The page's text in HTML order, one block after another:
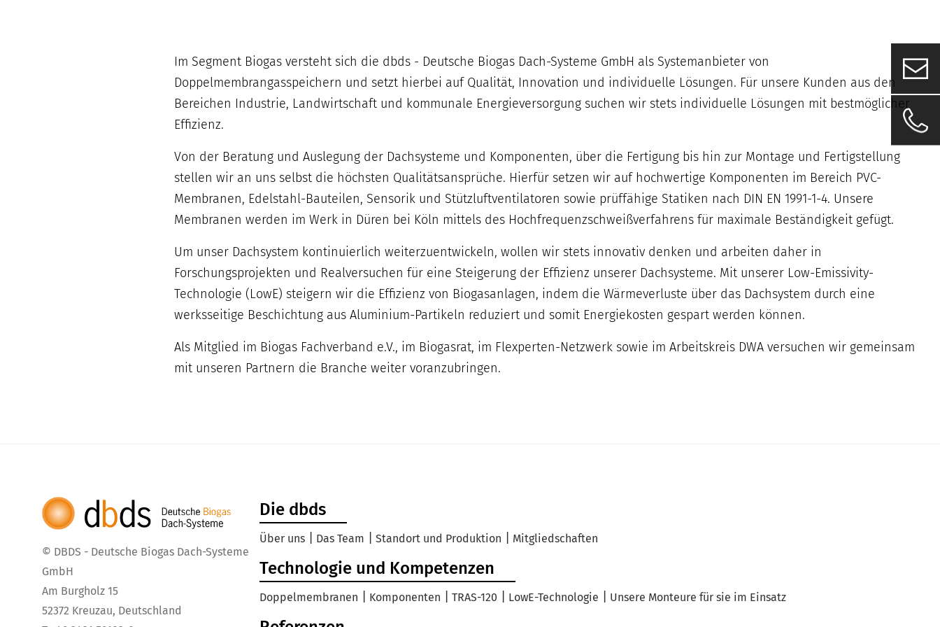
Im Segment Biogas versteht sich die dbds - Deutsche Biogas Dach-Systeme GmbH als Systemanbieter von
Doppelmembrangasspeichern und setzt hierbei auf Qualität, Innovation und individuelle Lösungen. Für unsere Kunden aus den
Bereichen Industrie, Landwirtschaft und kommunale Energieversorgung suchen wir stets individuelle Lösungen mit bestmöglicher
Effizienz.
Von der Beratung und Auslegung der Dachsysteme und Komponenten, über die Fertigung bis hin zur Montage und Fertigstellung
stellen wir an uns selbst die höchsten Qualitätsansprüche. Hierfür setzen wir auf hochwertige Komponenten im Bereich PVC-
Membranen, Edelstahl-Bauteilen, Sensorik und Stützluftventilatoren sowie prüffähige Statiken nach DIN EN 1991-1-4. Unsere
Membranen werden im Werk in Düren bei Köln mittels des Hochfrequenzschweißverfahrens für maximale Beständigkeit gefügt.
Um unser Dachsystem kontinuierlich weiterzuentwickeln, wollen wir stets innovativ denken und arbeiten daher in
Forschungsprojekten und Realversuchen für eine Steigerung der Effizienz unserer Dachsysteme. Mit unserer Low-Emissivity-
Technologie (LowE) steigern wir die Effizienz von Biogasanlagen, indem die Wärmeverluste über das Dachsystem durch eine
werksseitige Beschichtung aus Aluminium-Partikeln reduziert und somit Energiekosten gespart werden können.
Als Mitglied im Biogas Fachverband e.V., im Biogasrat, im Flexperten-Netzwerk sowie im Arbeitskreis DWA versuchen wir gemeinsam
mit unseren Partnern die Branche weiter voranzubringen.
Die dbds
Über uns Das Team Standort und Produktion Mitgliedschaften
Technologie und Kompetenzen
Doppelmembranen Komponenten TRAS-120 LowE-Technologie Unsere Monteure für sie im Einsatz
© DBDS - Deutsche Biogas Dach-Systeme
GmbH
Am Burgholz 15
52372 Kreuzau, Deutschland